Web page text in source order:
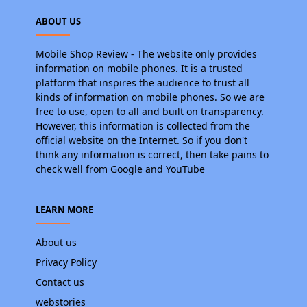
ABOUT US
Mobile Shop Review - The website only provides
information on mobile phones. It is a trusted
platform that inspires the audience to trust all
kinds of information on mobile phones. So we are
free to use, open to all and built on transparency.
However, this information is collected from the
official website on the Internet. So if you don't
think any information is correct, then take pains to
check well from Google and YouTube
LEARN MORE
About us
Privacy Policy
Contact us
webstories